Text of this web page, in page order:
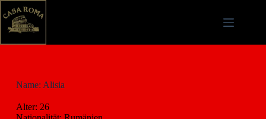
Name: Alisia
Alter: 26